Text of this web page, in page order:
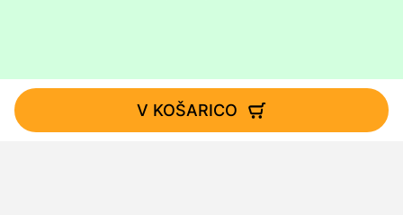
V KOŠARICO